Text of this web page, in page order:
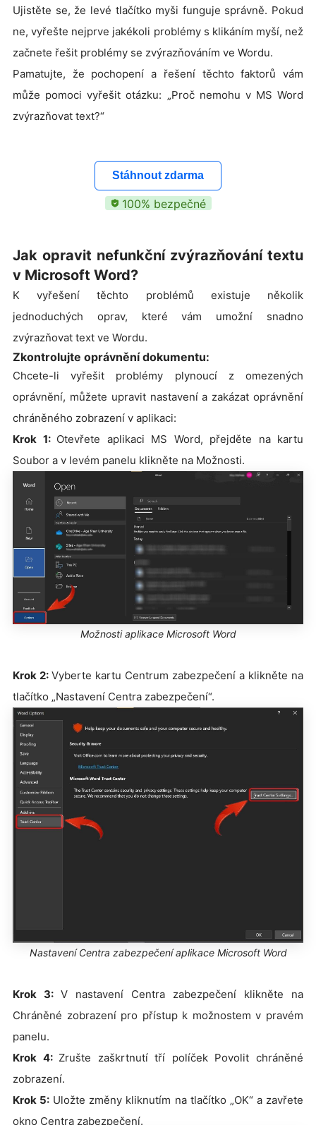
Ujistěte se, že levé tlačítko myši funguje správně. Pokud
ne, vyřešte nejprve jakékoli problémy s klikáním myší, než
začnete řešit problémy se zvýrazňováním ve Wordu.
Pamatujte, že pochopení a řešení těchto faktorů vám
může pomoci vyřešit otázku: „Proč nemohu v MS Word
zvýrazňovat text?“
Stáhnout zdarma
100% bezpečné
Jak opravit nefunkční zvýrazňování textu
v Microsoft Word?
K vyřešení těchto problémů existuje několik
jednoduchých oprav, které vám umožní snadno
zvýrazňovat text ve Wordu.
Zkontrolujte oprávnění dokumentu:
Chcete-li vyřešit problémy plynoucí z omezených
oprávnění, můžete upravit nastavení a zakázat oprávnění
chráněného zobrazení v aplikaci:
Krok 1: Otevřete aplikaci MS Word, přejděte na kartu
Soubor a v levém panelu klikněte na Možnosti.
Možnosti aplikace Microsoft Word
Krok 2: Vyberte kartu Centrum zabezpečení a klikněte na
tlačítko „Nastavení Centra zabezpečení“.
Nastavení Centra zabezpečení aplikace Microsoft Word
Krok 3: V nastavení Centra zabezpečení klikněte na
Chráněné zobrazení pro přístup k možnostem v pravém
panelu.
Krok 4: Zrušte zaškrtnutí tří políček Povolit chráněné
zobrazení.
Krok 5: Uložte změny kliknutím na tlačítko „OK“ a zavřete
okno Centra zabezpečení.